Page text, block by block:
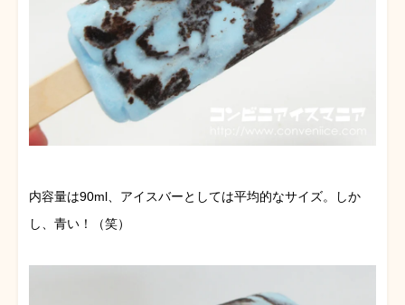
内容量は90ml、アイスバーとしては平均的なサイズ。しか
し、青い！（笑）